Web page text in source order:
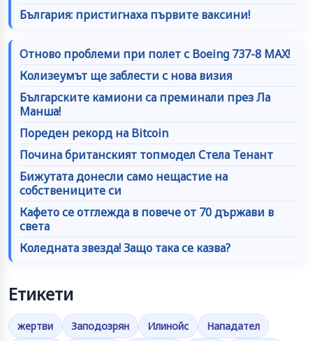
България: пристигнаха първите ваксини!
Отново проблеми при полет с Boeing 737-8 MAX!
Колизеумът ще заблести с нова визия
Българските камиони са преминали през Ла
Манша!
Пореден рекорд на Bitcoin
Почина британският топмодел Стела Тенант
Бижутата донесли само нещастие на
собствениците си
Кафето се отглежда в повече от 70 държави в
света
Коледната звезда! Защо така се казва?
Етикети
жертви Заподозрян Илинойс
Нападател